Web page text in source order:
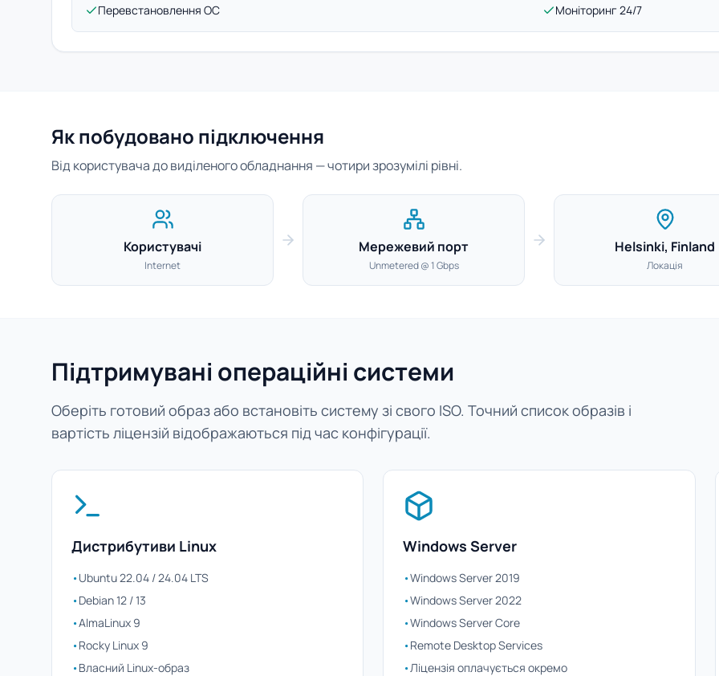
Перевстановлення ОС
Моніторинг 24/7
Як побудовано підключення
Від користувача до виділеного обладнання — чотири зрозумілі рівні.
Користувачі
Internet
Мережевий порт
Unmetered @ 1 Gbps
Helsinki, Finland
Локація
Підтримувані операційні системи
Оберіть готовий образ або встановіть систему зі свого ISO. Точний список образів і
вартість ліцензій відображаються під час конфігурації.
Дистрибутиви Linux
•Ubuntu 22.04 / 24.04 LTS
•Debian 12 / 13
•AlmaLinux 9
•Rocky Linux 9
•Власний Linux-образ
Windows Server
•Windows Server 2019
•Windows Server 2022
•Windows Server Core
•Remote Desktop Services
•Ліцензія оплачується окремо